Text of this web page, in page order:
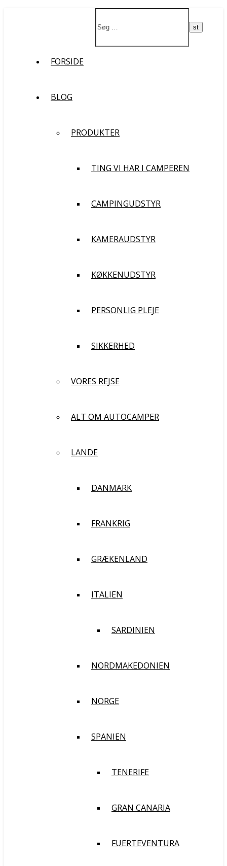
FORSIDE
BLOG
PRODUKTER
TING VI HAR I CAMPEREN
CAMPINGUDSTYR
KAMERAUDSTYR
KØKKENUDSTYR
PERSONLIG PLEJE
SIKKERHED
VORES REJSE
ALT OM AUTOCAMPER
LANDE
DANMARK
FRANKRIG
GRÆKENLAND
ITALIEN
SARDINIEN
NORDMAKEDONIEN
NORGE
SPANIEN
TENERIFE
GRAN CANARIA
FUERTEVENTURA